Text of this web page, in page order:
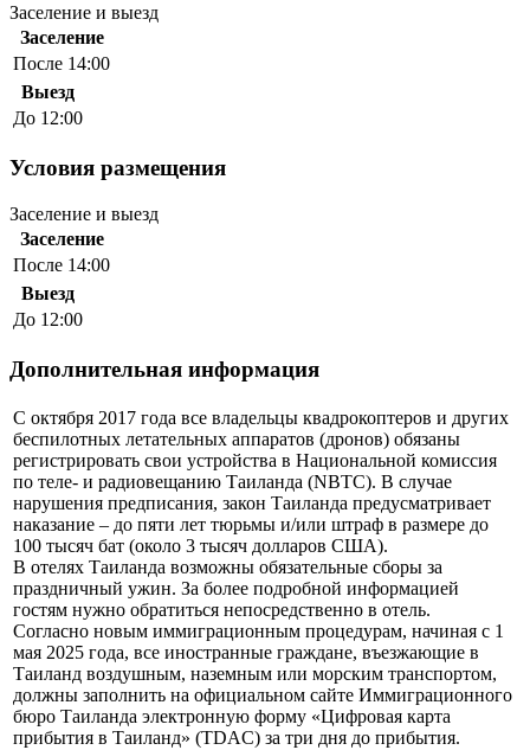
Заселение и выезд
Заселение
После 14:00
Выезд
До 12:00
Условия размещения
Заселение и выезд
Заселение
После 14:00
Выезд
До 12:00
Дополнительная информация
С октября 2017 года все владельцы квадрокоптеров и других
беспилотных летательных аппаратов (дронов) обязаны
регистрировать свои устройства в Национальной комиссия
по теле- и радиовещанию Таиланда (NBTC). В случае
нарушения предписания, закон Таиланда предусматривает
наказание – до пяти лет тюрьмы и/или штраф в размере до
100 тысяч бат (около 3 тысяч долларов США).
В отелях Таиланда возможны обязательные сборы за
праздничный ужин. За более подробной информацией
гостям нужно обратиться непосредственно в отель.
Согласно новым иммиграционным процедурам, начиная с 1
мая 2025 года, все иностранные граждане, въезжающие в
Таиланд воздушным, наземным или морским транспортом,
должны заполнить на официальном сайте Иммиграционного
бюро Таиланда электронную форму «Цифровая карта
прибытия в Таиланд» (TDAC) за три дня до прибытия.